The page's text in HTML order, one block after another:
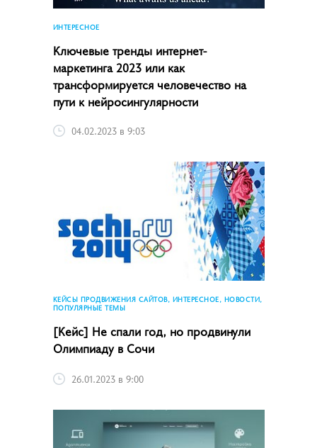
ИНТЕРЕСНОЕ
Ключевые тренды интернет-
маркетинга­ 2023 или как
трансформируется человечество на
пути к нейросингулярности
04.02.2023 в 9:03
КЕЙСЫ ПРОДВИЖЕНИЯ САЙТОВ, ИНТЕРЕСНОЕ, НОВОСТИ,
ПОПУЛЯРНЫЕ ТЕМЫ
[Кейс] Не спали год, но продвинули
Олимпиаду в Сочи
26.01.2023 в 9:00